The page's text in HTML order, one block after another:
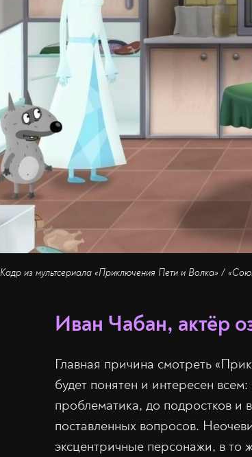
Кадр из мультсериала «Приключения Пети и Волка» /
Иван Чабан, актёр
Главная причина смотреть
будет понятен и интересен
проблематика, до подростков и
поставленных вопросов.
эксцентричные персонажи, в то